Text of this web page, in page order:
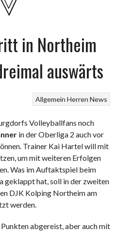
in Northeim
auswärts
Allgemein Herren News
Volleyballfans noch
in der Oberliga 2 auch vor
Trainer Kai Hartel will mit
um mit weiteren Erfolgen
Was im Auftaktspiel beim
geklappt hat, soll in der zweiten
DJK Kolping Northeim am
werden.
abgereist, aber auch mit